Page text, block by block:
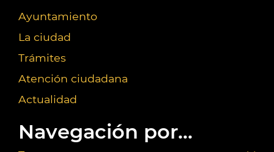
Ayuntamiento
La ciudad
Trámites
Atención ciudadana
Actualidad
Navegación por...